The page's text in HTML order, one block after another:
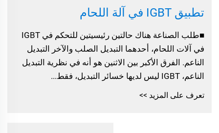
تطبيق IGBT في آلة اللحام
■طلب الصناعة هناك حالتين رئيسيتين للتحكم في IGBT
في آلات اللحام، أحدهما التبديل الصلب والآخر التبديل
الناعم. الفرق الأكبر بين الاثنين هو أنه في نظرية التبديل
الناعم، IGBT ليس لديها خسائر التبديل، فقط...
تعرف على المزيد >>